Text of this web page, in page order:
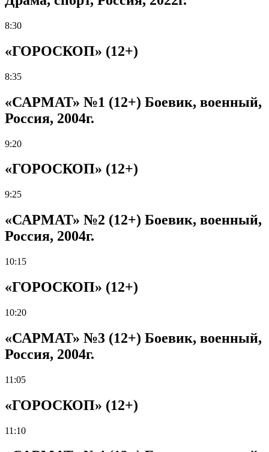
8:30
«ГОРОСКОП» (12+)
8:35
«САРМАТ» №1 (12+) Боевик, военный,
Россия, 2004г.
9:20
«ГОРОСКОП» (12+)
9:25
«САРМАТ» №2 (12+) Боевик, военный,
Россия, 2004г.
10:15
«ГОРОСКОП» (12+)
10:20
«САРМАТ» №3 (12+) Боевик, военный,
Россия, 2004г.
11:05
«ГОРОСКОП» (12+)
11:10